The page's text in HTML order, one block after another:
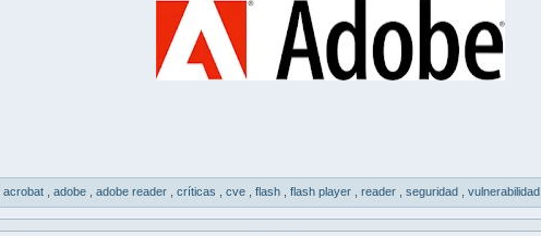
acrobat adobe adobe reader críticas cve flash flash player reader seguridad vulnerabilidad